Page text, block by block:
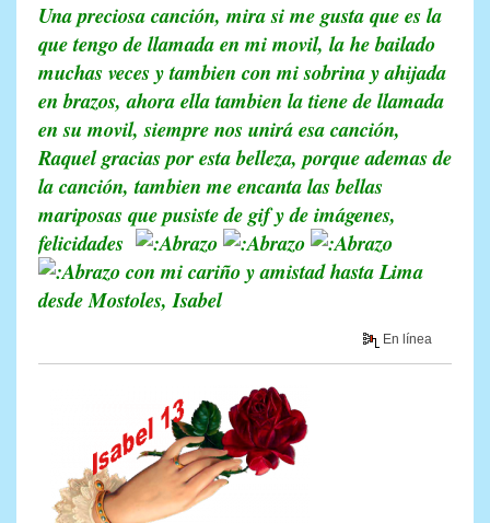
Una preciosa canción, mira si me gusta que es la
que tengo de llamada en mi movil, la he bailado
muchas veces y tambien con mi sobrina y ahijada
en brazos, ahora ella tambien la tiene de llamada
en su movil, siempre nos unirá esa canción,
Raquel gracias por esta belleza, porque ademas de
la canción, tambien me encanta las bellas
mariposas que pusiste de gif y de imágenes,
felicidades
con mi cariño y amistad hasta Lima
desde Mostoles, Isabel
En línea